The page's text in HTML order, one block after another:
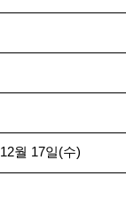
12월 17일(수)